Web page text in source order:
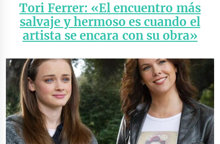
Tori Ferrer: «El encuentro más
salvaje y hermoso es cuando el
artista se encara con su obra»